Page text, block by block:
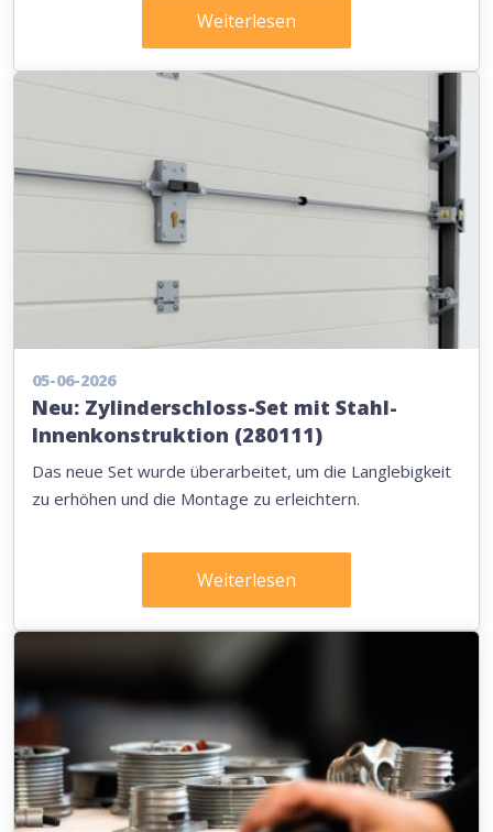
Weiterlesen
05-06-2026
Neu: Zylinderschloss-Set mit Stahl-
Innenkonstruktion (280111)
Das neue Set wurde überarbeitet, um die Langlebigkeit
zu erhöhen und die Montage zu erleichtern.
Weiterlesen